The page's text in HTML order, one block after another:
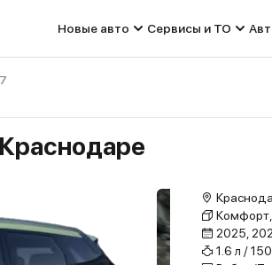
Новые авто Сервисы и ТО
Комфорт,
2025,
1.6 л /